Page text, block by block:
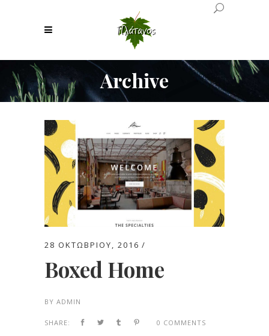
Archive
28 ΟΚΤΩΒΡΊΟΥ, 2016
Boxed Home
BY ADMIN
SHARE: 0 COMMENTS